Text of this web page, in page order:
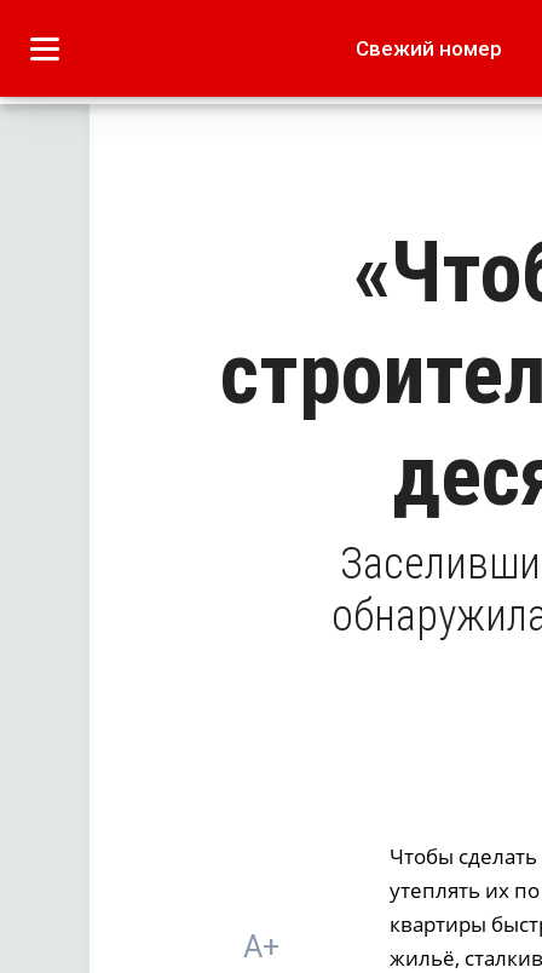
Свежий номер
Лето наших
A+
Чтобы
утеплять их
квартиры
жильё,